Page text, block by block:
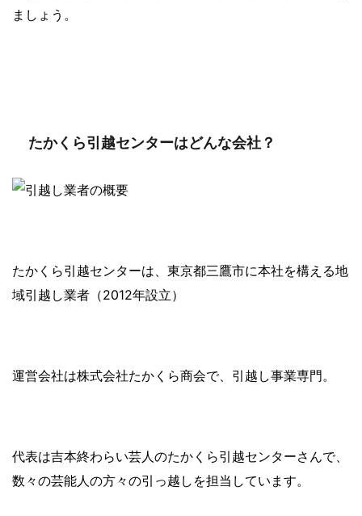
ましょう。
たかくら引越センターはどんな会社？
たかくら引越センターは、東京都三鷹市に本社を構える地
域引越し業者（2012年設立）
運営会社は株式会社たかくら商会で、引越し事業専門。
代表は吉本終わらい芸人のたかくら引越センターさんで、
数々の芸能人の方々の引っ越しを担当しています。